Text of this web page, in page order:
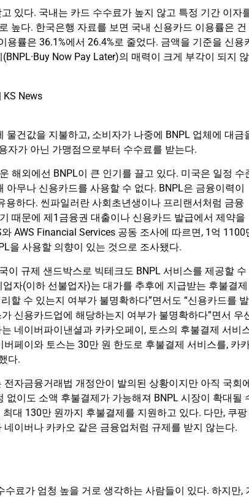
있다. 국내는 카드 수수료가 높지 않고 특정 기간 이자
높다. 한국은행 자료를 보면 국내 신용카드 이용률은 건
률은 36.1%에서 26.4%로 줄었다. 금액을 기준을 신용
Now Pay Later)의 매력이 크게 부각이 되지 않
건값을 지불하고, 소비자가 나중에 BNPL 업체에 대금
자가 아닌 가맹점으로부터 수수료를 받는다.
해외에선 BNPL이 큰 인기를 끌고 있다. 미국은 일정 수
무나 신용카드를 사용할 수 없다. BNPL은 금융이력이
용하다. 씬파일러란 사회초년생이나 프리랜서처럼 금융
때문에 제1금융권 대출이나 신용카드 발급에서 제약을
AWS Financial Services 공동 조사에 따르면, 1억 1100
을 사용할 의향이 있는 것으로 조사됐다.
이 규제 샌드박스로 빅테크도 BNPL 서비스를 제공할 수
자(이하 선불업자)는 대가를 추후에 지급받는 후불결제
할 수 있는지 여부가 불명확하다”면서도 “신용카드를 발
신용카드업에 해당하는지 여부가 불명확하다”면서 우
네이버파이낸셜과 카카오페이, 토스의 후불결제 서비
페이와 토스는 30만 원 한도로 후불결제 서비스를, 카
다.
자금융거래법 개정안이 발의된 상황이지만 아직 국회
이도 소액 후불결제가 가능해져 BNPL 시장이 확대될
대 130만 원까지 후불결제를 지원하고 있다. 다만, 쿠팡
이버나 카카오 같은 금융업처럼 규제를 받지 않는다.
료가 엄청 높을 거로 생각하는 사람들이 있다. 하지만,